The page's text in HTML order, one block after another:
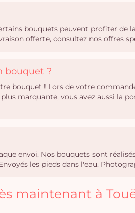
bouquets peuvent profiter de
offerte, consultez nos offres
bouquet ?
bouquet ! Lors de votre
marquante, vous avez aussi la
envoi. Nos bouquets sont
les pieds dans l'eau.
maintenant à